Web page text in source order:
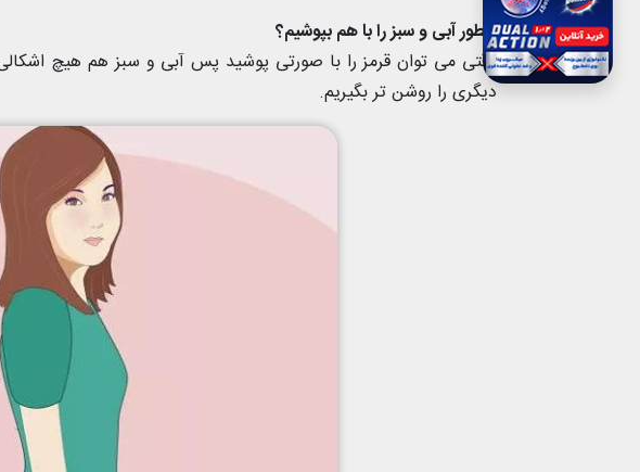
چطور آبی و سبز را با هم بپوشیم؟
وقتی می توان قرمز را با صورتی پوشید پس آبی و سبز هم هیچ
دیگری را روشن تر بگیریم.